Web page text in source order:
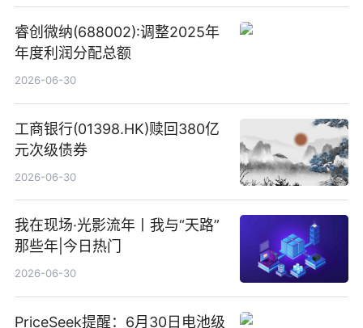
睿创微纳(688002):调整2025年
年度利润分配总额
2026-06-30
工商银行(01398.HK)赎回380亿
元次级债券
2026-06-30
我在现场·光影流年丨我与“天路”
那些年|今日热门
2026-06-30
PriceSeek提醒：6月30日电池级